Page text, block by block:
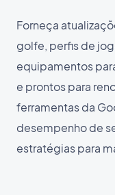
Forneça
golfe, perfis de
equipamentos
e prontos para
ferramentas da
desempenho de
estratégias para